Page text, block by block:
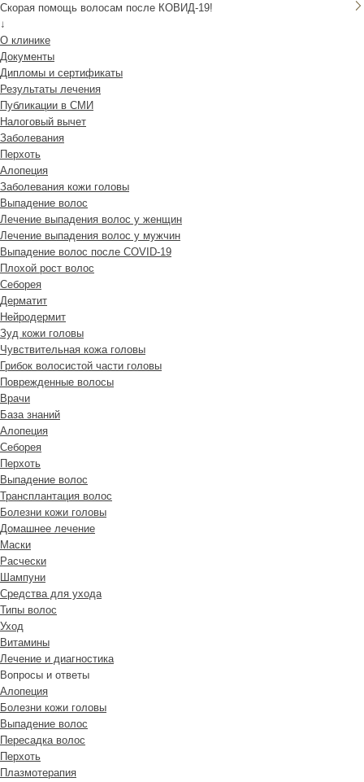
Скорая помощь волосам после КОВИД-19!
↓
О клинике
Документы
Дипломы и сертификаты
Результаты лечения
Публикации в СМИ
Налоговый вычет
Заболевания
Перхоть
Алопеция
Заболевания кожи головы
Выпадение волос
Лечение выпадения волос у женщин
Лечение выпадения волос у мужчин
Выпадение волос после COVID-19
Плохой рост волос
Cеборея
Дерматит
Нейродермит
Зуд кожи головы
Чувствительная кожа головы
Грибок волосистой части головы
Поврежденные волосы
Врачи
База знаний
Алопеция
Себорея
Перхоть
Выпадение волос
Трансплантация волос
Болезни кожи головы
Домашнее лечение
Маски
Расчески
Шампуни
Средства для ухода
Типы волос
Уход
Витамины
Лечение и диагностика
Вопросы и ответы
Алопеция
Болезни кожи головы
Выпадение волос
Пересадка волос
Перхоть
Плазмотерапия